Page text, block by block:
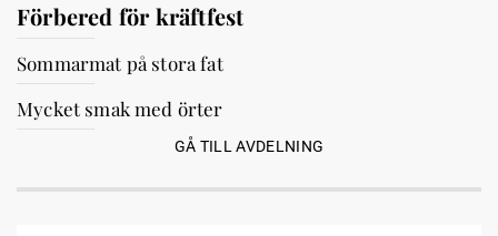
Förbered för kräftfest
Sommarmat på stora fat
Mycket smak med örter
GÅ TILL AVDELNING